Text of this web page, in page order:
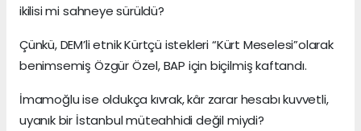
ikilisi mi sahneye sürüldü?
Çünkü, DEM’li etnik Kürtçü istekleri “Kürt Meselesi”olarak
benimsemiş Özgür Özel, BAP için biçilmiş kaftandı.
İmamoğlu ise oldukça kıvrak, kâr zarar hesabı kuvvetli,
uyanık bir İstanbul müteahhidi değil miydi?